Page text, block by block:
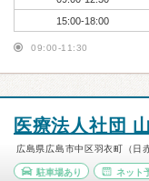
15:00-18:00
09:00-11:30
医療法人社団
広島県広島市中区羽衣町（日
駐車場あり ネット